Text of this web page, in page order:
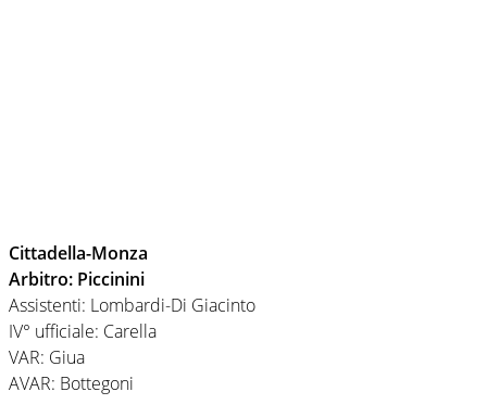
Cittadella-Monza
Arbitro: Piccinini
Assistenti: Lombardi-Di Giacinto
IV° ufficiale: Carella
VAR: Giua
AVAR: Bottegoni